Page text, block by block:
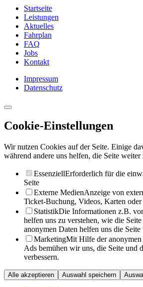
Startseite
Leistungen
Aktuelles
Fahrplan
FAQ
Jobs
Kontakt
Impressum
Datenschutz
Cookie-Einstellungen
Wir nutzen Cookies auf der Seite. Einige
während andere uns helfen, die Seite weiter
EssenziellErforderlich für die
Seite
Externe MedienAnzeige von
Ticket-Buchung, Videos, Karten oder
StatistikDie Informationen z.B.
helfen uns zu verstehen, wie die
anonymen Daten helfen uns die Seite
MarketingMit Hilfe der
Ads bemühen wir uns, die Seite und
verbessern.
Alle akzeptieren Auswahl speichern